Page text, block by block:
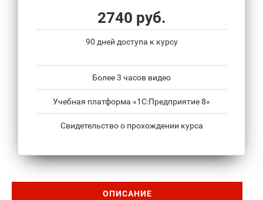
2740 руб.
90 дней доступа к курсу
Более 3 часов видео
Учебная платформа «1С:Предприятие 8»
Свидетельство о прохождении курса
ОПИСАНИЕ